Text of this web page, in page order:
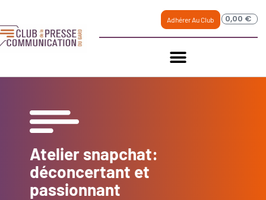
Adhérer Au Club 0,00 €
Atelier snapchat:
déconcertant et
passionnant